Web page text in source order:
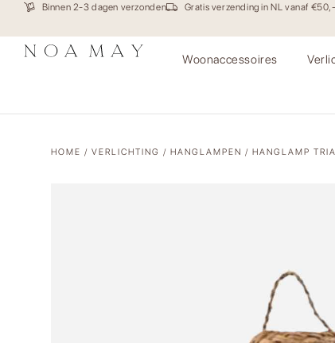
Binnen 2-3 dagen verzonden Gratis verzending in NL vanaf €50,-
Woonaccessoires
HOME / VERLICHTING / HANGLAMPEN / HANGLAMP